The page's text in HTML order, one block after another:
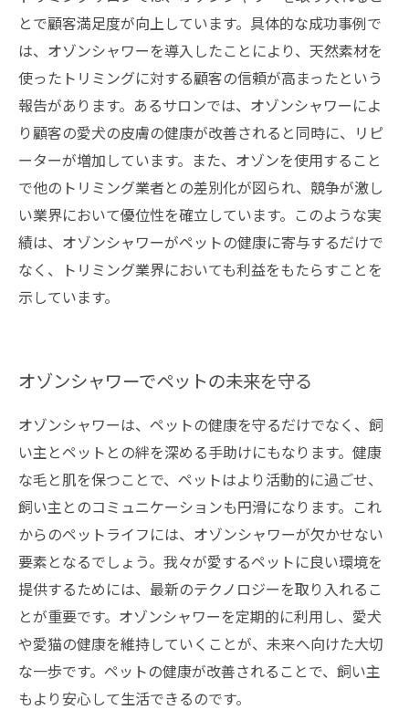
とで顧客満足度が向上しています。具体的な成功事例で
は、オゾンシャワーを導入したことにより、天然素材を
使ったトリミングに対する顧客の信頼が高まったという
報告があります。あるサロンでは、オゾンシャワーによ
り顧客の愛犬の皮膚の健康が改善されると同時に、リピ
ーターが増加しています。また、オゾンを使用すること
で他のトリミング業者との差別化が図られ、競争が激し
い業界において優位性を確立しています。このような実
績は、オゾンシャワーがペットの健康に寄与するだけで
なく、トリミング業界においても利益をもたらすことを
示しています。
オゾンシャワーでペットの未来を守る
オゾンシャワーは、ペットの健康を守るだけでなく、飼
い主とペットとの絆を深める手助けにもなります。健康
な毛と肌を保つことで、ペットはより活動的に過ごせ、
飼い主とのコミュニケーションも円滑になります。これ
からのペットライフには、オゾンシャワーが欠かせない
要素となるでしょう。我々が愛するペットに良い環境を
提供するためには、最新のテクノロジーを取り入れるこ
とが重要です。オゾンシャワーを定期的に利用し、愛犬
や愛猫の健康を維持していくことが、未来へ向けた大切
な一歩です。ペットの健康が改善されることで、飼い主
もより安心して生活できるのです。